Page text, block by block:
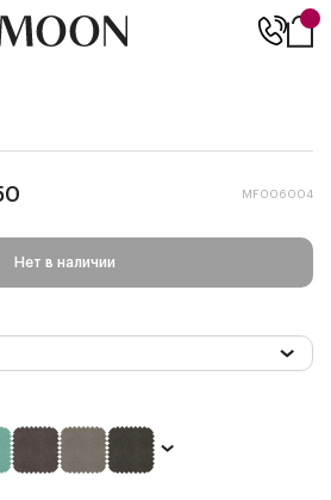
MF006004
Нет в наличии